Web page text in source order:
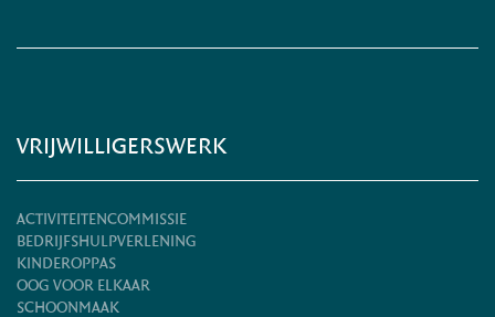
VRIJWILLIGERSWERK
ACTIVITEITENCOMMISSIE
BEDRIJFSHULPVERLENING
KINDEROPPAS
OOG VOOR ELKAAR
SCHOONMAAK